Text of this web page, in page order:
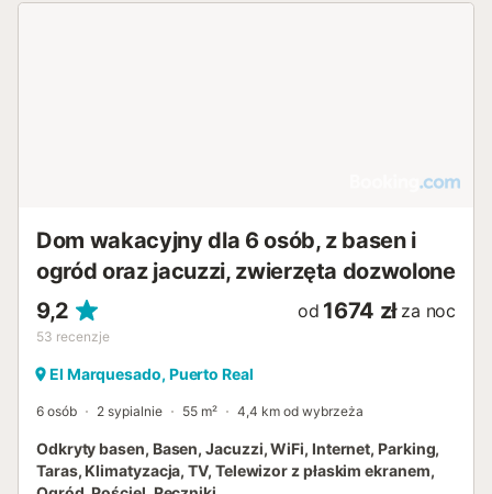
Dom wakacyjny dla 6 osób, z basen i
ogród oraz jacuzzi, zwierzęta dozwolone
9,2
53 recenzje
od 1674 zł za noc
El Marquesado, Puerto Real
6 osób 2 sypialnie 55 m² 4,4 km od wybrzeża
Odkryty basen, Basen, Jacuzzi, WiFi, Internet, Parking,
Taras, Klimatyzacja, TV, Telewizor z płaskim ekranem,